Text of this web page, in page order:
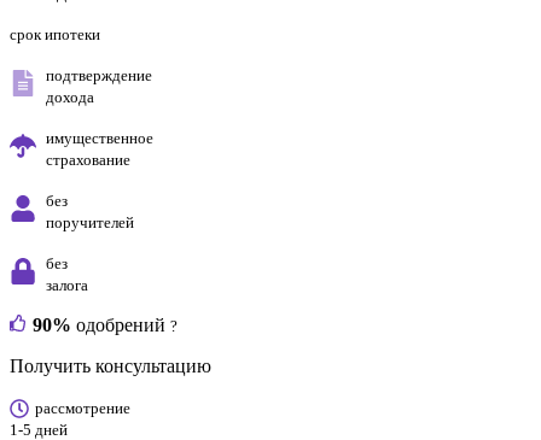
срок ипотеки
подтверждение
дохода
имущественное
страхование
без
поручителей
без
залога
90% одобрений ?
Получить консультацию
рассмотрение
1-5 дней